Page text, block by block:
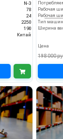
N-3
78
24
2250
190
Китай
Рабочая
Тип
Цена
198 000